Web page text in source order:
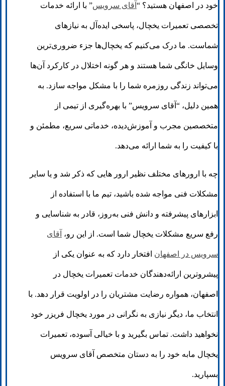
خود در اصفهان هستید؟ “ آقای سرویس” با ارائه خدمات
تخصصی تعمیرات یخچال، پاسخی ایده‌آل به نیازهای
شماست. ما درک می‌کنیم که یخچال‌ها جزء ضروری‌ترین
وسایل خانگی شما هستند و هر گونه اختلال در کارکرد آن‌ها
می‌تواند زندگی روزمره شما را با مشکل مواجه سازد. به
همین دلیل، “آقای سرویس” با بهره‌گیری از تیمی از
متخصصین مجرب و آموزش‌دیده، خدماتی سریع، مطمئن و
با کیفیت را به شما ارائه می‌دهد.
چه با ارورهای مختلف نظیر ارور هایی که ذکر شد و یا سایر
مشکلات فنی مواجه شده باشید، تیم ما با استفاده از
ابزارهای پیشرفته و دانش فنی به‌روز، قادر به شناسایی و
رفع سریع مشکلات یخچال شما است. از این رو، آقای
سرویس در اصفهان افتخار دارد که به عنوان یکی از
پیشروترین ارائه‌دهندگان خدمات تعمیرات یخچال در
اصفهان، همواره رضایت مشتریان را در اولویت قرار دهد. با
انتخاب ما، دیگر نیازی به نگرانی در مورد یخچال فریزر خود
نخواهید داشت. تماس بگیرید و با خیالی آسوده، تعمیرات
یخچال مابه خود را به دستان متخصص آقای سرویس
بسپارید.